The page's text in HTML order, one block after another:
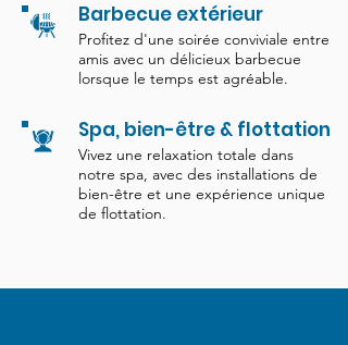
Barbecue extérieur
Profitez d'une soirée conviviale entre
amis avec un délicieux barbecue
lorsque le temps est agréable.
Spa, bien-être & flottation
Vivez une relaxation totale dans
notre spa, avec des installations de
bien-être et une expérience unique
de flottation.